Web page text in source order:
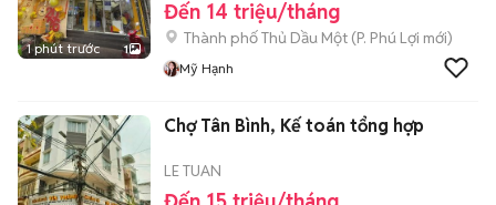
1 phút trước 1
Đến 14 triệu/tháng
Thành phố Thủ Dầu Một (P. Phú Lợi mới)
Mỹ Hạnh
Chợ Tân Bình, Kế toán tổng hợp
LE TUAN